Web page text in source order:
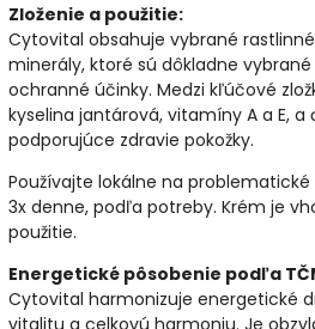
Zloženie a použitie:
Cytovital obsahuje vybrané
minerály, ktoré sú dôkladne
ochranné účinky. Medzi kľúčové
kyselina jantárová, vitamíny A a E,
podporujúce zdravie pokožky.
Používajte lokálne na
3x denne, podľa potreby. Krém je
použitie.
Energetické pôsobenie podľa
Cytovital harmonizuje energetické
vitalitu a celkovú harmoniu. Je